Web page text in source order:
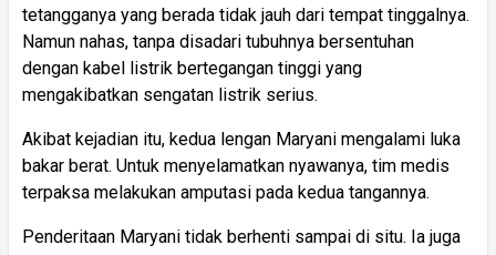
tetangganya yang berada tidak jauh dari tempat tinggalnya.
Namun nahas, tanpa disadari tubuhnya bersentuhan
dengan kabel listrik bertegangan tinggi yang
mengakibatkan sengatan listrik serius.
Akibat kejadian itu, kedua lengan Maryani mengalami luka
bakar berat. Untuk menyelamatkan nyawanya, tim medis
terpaksa melakukan amputasi pada kedua tangannya.
Penderitaan Maryani tidak berhenti sampai di situ. Ia juga